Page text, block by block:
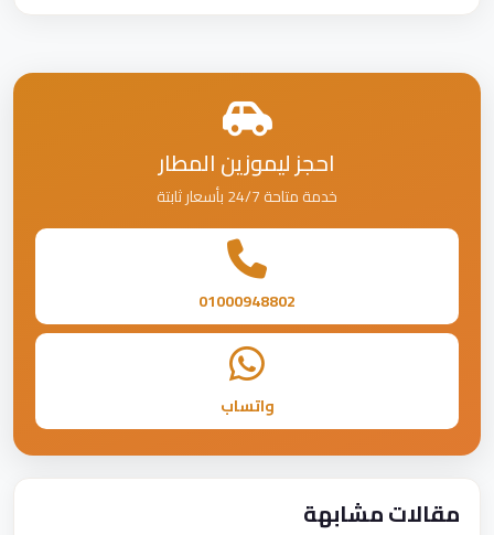
احجز ليموزين المطار
خدمة متاحة 24/7 بأسعار ثابتة
01000948802
واتساب
مقالات مشابهة